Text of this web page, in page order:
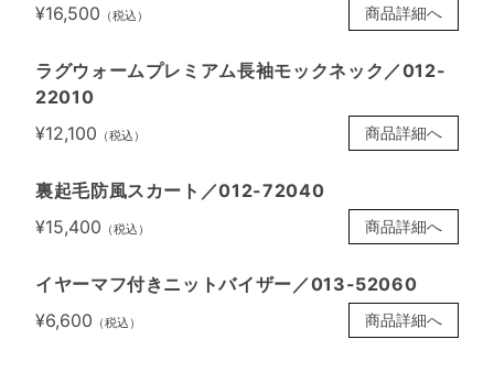
¥16,500 （税込） 商品詳細へ
ラグウォームプレミアム長袖モックネック／012-
22010
¥12,100 （税込） 商品詳細へ
裏起毛防風スカート／012-72040
¥15,400 （税込） 商品詳細へ
イヤーマフ付きニットバイザー／013-52060
¥6,600 （税込） 商品詳細へ